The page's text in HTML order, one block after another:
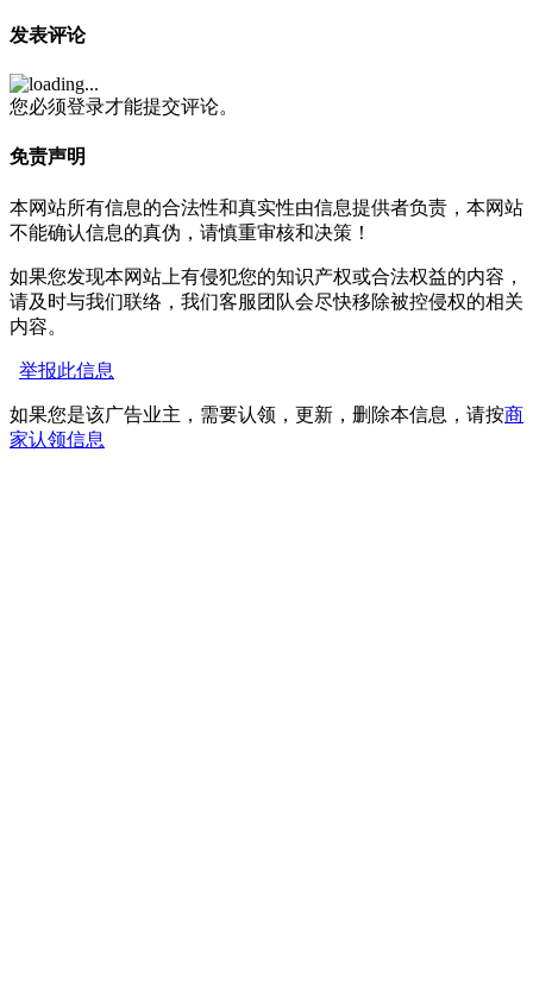
发表评论
您必须登录才能提交评论。
免责声明
本网站所有信息的合法性和真实性由信息提供者负责，本网站
不能确认信息的真伪，请慎重审核和决策！
如果您发现本网站上有侵犯您的知识产权或合法权益的内容，
请及时与我们联络，我们客服团队会尽快移除被控侵权的相关
内容。
举报此信息
如果您是该广告业主，需要认领，更新，删除本信息，请按商
家认领信息